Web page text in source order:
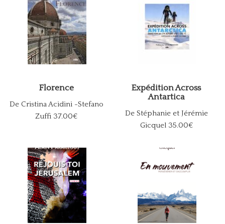
Florence
De Cristina Acidini -Stefano
Zuffi 37.00€
Expédition Across
Antartica
De Stéphanie et Jérémie
Gicquel 35.00€